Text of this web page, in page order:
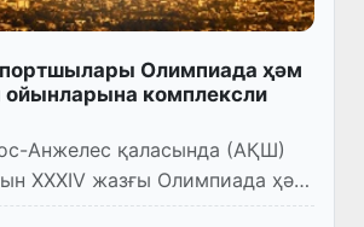
Олимпиада ҳәм
комплексли
Анжелес қаласында (АҚШ)
XXXIV жазғы Олимпиада ҳәм
ойынларына Өзбекстан